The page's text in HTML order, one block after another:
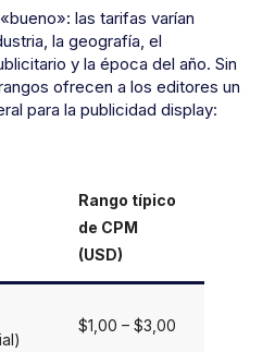
las tarifas varían
la geografía, el
y la época del año. Sin
ofrecen a los editores un
para la publicidad display:
Rango típico
de CPM
(USD)
$1,00 – $3,00